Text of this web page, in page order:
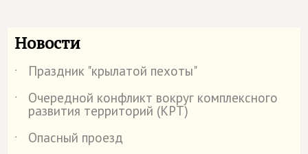
Новости
˙
Праздник "крылатой пехоты"
˙
Очередной конфликт вокруг комплексного
развития территорий (КРТ)
˙
Опасный проезд